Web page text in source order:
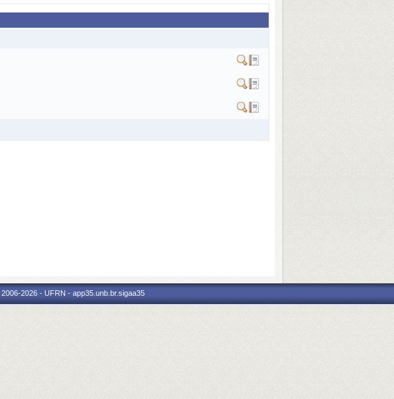
2026 - UFRN - app35.unb.br.sigaa35